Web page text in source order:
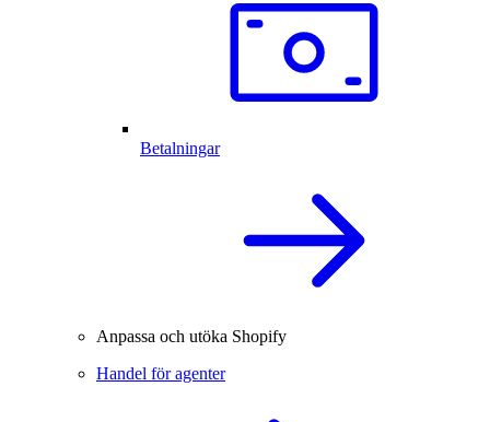
Betalningar
Anpassa och utöka Shopify
Handel för agenter